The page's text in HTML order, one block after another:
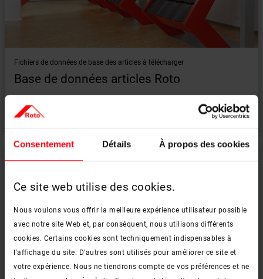
Consentement Détails À propos des cookies
Ce site web utilise des cookies.
Nous voulons vous offrir la meilleure expérience utilisateur possible
avec notre site Web et, par conséquent, nous utilisons différents
cookies. Certains cookies sont techniquement indispensables à
l'affichage du site. D'autres sont utilisés pour améliorer ce site et
votre expérience. Nous ne tiendrons compte de vos préférences et ne
Fichiers de données de base des articles à télécharger
Base de données articles Roto
En savoir plus